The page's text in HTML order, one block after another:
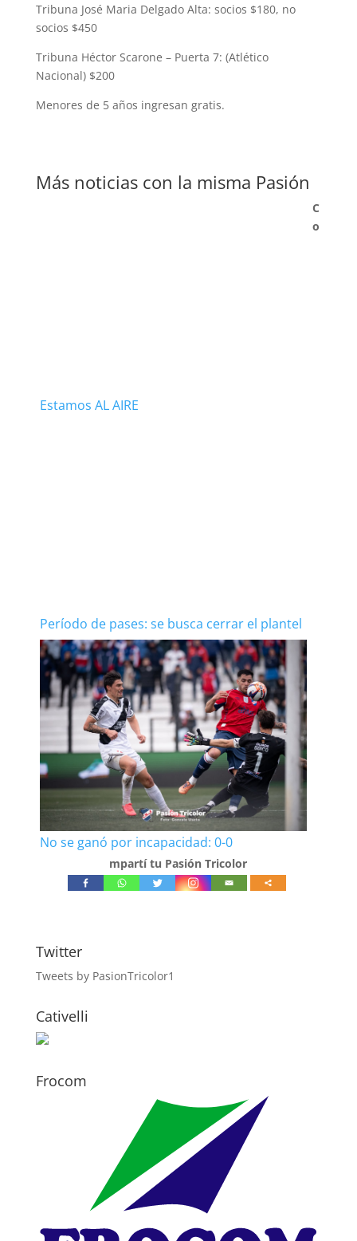
Tribuna José Maria Delgado Alta: socios $180, no
socios $450
Tribuna Héctor Scarone – Puerta 7: (Atlético
Nacional) $200
Menores de 5 años ingresan gratis.
Más noticias con la misma Pasión
Estamos AL AIRE
Período de pases: se busca cerrar el plantel
No se ganó por incapacidad: 0-0
C
o
mpartí tu Pasión Tricolor
Twitter
Tweets by PasionTricolor1
Cativelli
Frocom